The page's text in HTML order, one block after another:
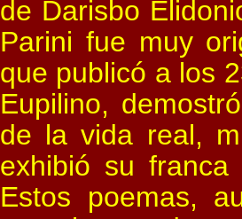
de Darisbo
Parini fue muy
que publicó a los
Eupilino,
de la vida real,
exhibió su
Estos poemas,